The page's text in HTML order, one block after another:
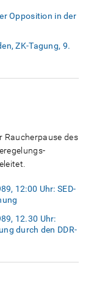
Opposition in der
ZK-Tagung, 9.
Raucherpause des
12:00 Uhr: SED-
12.30 Uhr:
durch den DDR-